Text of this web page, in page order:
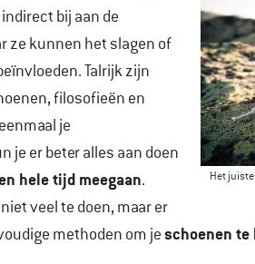
Het
bij aan de
ze kunnen het slagen of
Talrijk zijn
filosofieën en
je
je er beter alles aan doen
hele tijd meegaan.
veel te doen, maar er
methoden om jeschoenen te